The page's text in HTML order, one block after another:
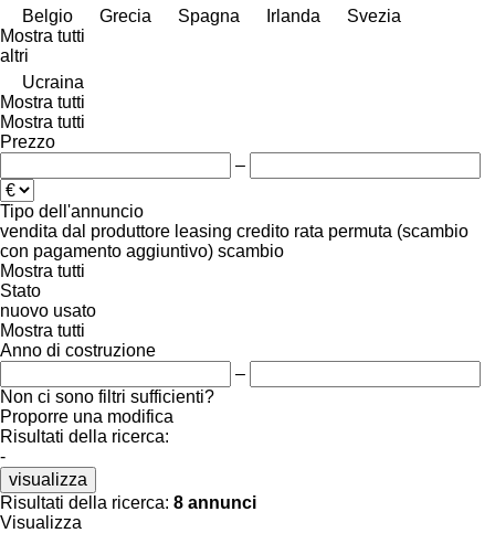
Belgio
Grecia Spagna Irlanda
Svezia
Mostra tutti
altri
Ucraina
Mostra tutti
Mostra tutti
Prezzo
–
Tipo dell'annuncio
vendita dal produttore leasing credito rata permuta (scambio
con pagamento aggiuntivo) scambio
Mostra tutti
Stato
nuovo usato
Mostra tutti
Anno di costruzione
–
Non ci sono filtri sufficienti?
Proporre una modifica
Risultati della ricerca:
-
visualizza
Risultati della ricerca: 8 annunci
Visualizza